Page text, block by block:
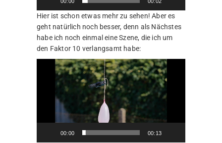
Hier ist schon etwas mehr zu sehen! Aber es
geht natürlich noch besser, denn als Nächstes
habe ich noch einmal eine Szene, die ich um
den Faktor 10 verlangsamt habe:
Video-
Player
00:00 00:13